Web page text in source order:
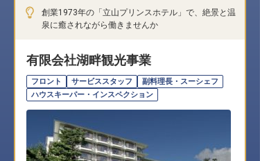
創業1973年の「立山プリンスホテル」で、絶景と温
泉に癒されながら働きませんか
有限会社湖畔観光事業
フロント サービススタッフ
副料理長・スーシェフ
ハウスキーパー・インスペクション